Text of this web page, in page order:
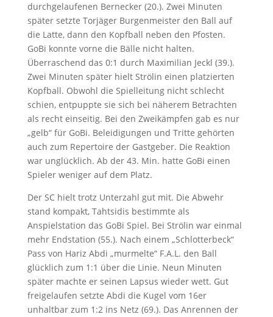
durchgelaufenen Bernecker (20.). Zwei Minuten
später setzte Torjäger Burgenmeister den Ball auf
die Latte, dann den Kopfball neben den Pfosten.
GoBi konnte vorne die Bälle nicht halten.
Überraschend das 0:1 durch Maximilian Jeckl (39.).
Zwei Minuten später hielt Strölin einen platzierten
Kopfball. Obwohl die Spielleitung nicht schlecht
schien, entpuppte sie sich bei näherem Betrachten
als recht einseitig. Bei den Zweikämpfen gab es nur
„gelb“ für GoBi. Beleidigungen und Tritte gehörten
auch zum Repertoire der Gastgeber. Die Reaktion
war unglücklich. Ab der 43. Min. hatte GoBi einen
Spieler weniger auf dem Platz.
Der SC hielt trotz Unterzahl gut mit. Die Abwehr
stand kompakt, Tahtsidis bestimmte als
Anspielstation das GoBi Spiel. Bei Strölin war einmal
mehr Endstation (55.). Nach einem „Schlotterbeck“
Pass von Hariz Abdi „murmelte“ F.A.L. den Ball
glücklich zum 1:1 über die Linie. Neun Minuten
später machte er seinen Lapsus wieder wett. Gut
freigelaufen setzte Abdi die Kugel vom 16er
unhaltbar zum 1:2 ins Netz (69.). Das Anrennen der